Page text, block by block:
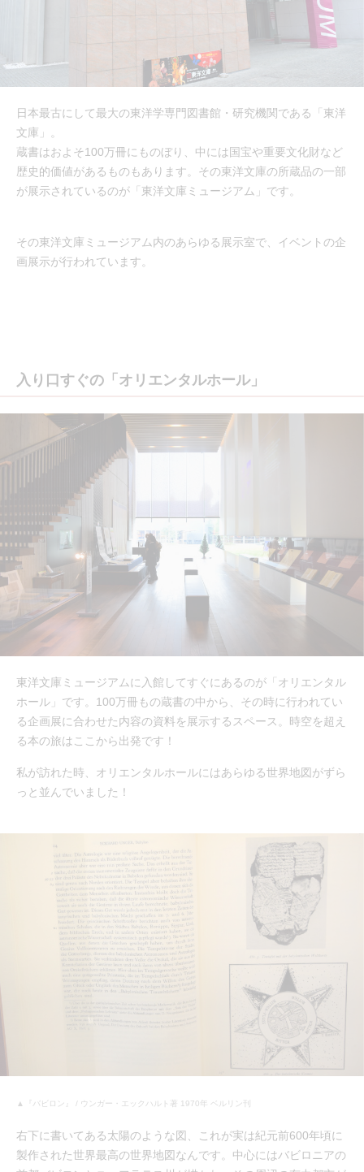
日本最古にして最大の東洋学専門図書館・研究機関である「東洋
文庫」。
蔵書はおよそ100万冊にものぼり、中には国宝や重要文化財など
歴史的価値があるものもあります。その東洋文庫の所蔵品の一部
が展示されているのが「東洋文庫ミュージアム」です。
その東洋文庫ミュージアム内のあらゆる展示室で、イベントの企
画展示が行われています。
入り口すぐの「オリエンタルホール」
東洋文庫ミュージアムに入館してすぐにあるのが「オリエンタル
ホール」です。100万冊もの蔵書の中から、その時に行われてい
る企画展に合わせた内容の資料を展示するスペース。時空を超え
る本の旅はここから出発です！
私が訪れた時、オリエンタルホールにはあらゆる世界地図がずら
っと並んでいました！
▲『バビロン』 / ウンガー・エックハルト著 1970年 ベルリン刊
右下に書いてある太陽のような図、これが実は紀元前600年頃に
製作された世界最高の世界地図なんです。中心にはバビロニアの